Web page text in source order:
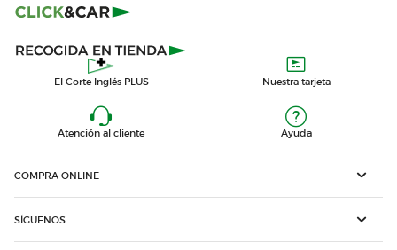
El Corte Inglés PLUS Nuestra tarjeta
Atención al cliente Ayuda
COMPRA ONLINE
SÍGUENOS